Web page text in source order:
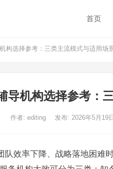
首页
构选择参考：三类主流模式与适用场
导机构选择参考：
作者: editing 发布: 2026年5月19日
队效率下降、战略落地困难